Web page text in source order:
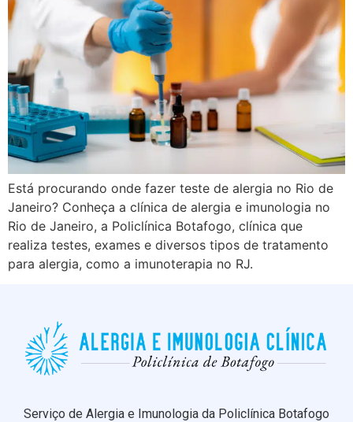
Está procurando onde fazer teste de alergia no Rio de
Janeiro? Conheça a clínica de alergia e imunologia no
Rio de Janeiro, a Policlínica Botafogo, clínica que
realiza testes, exames e diversos tipos de tratamento
para alergia, como a imunoterapia no RJ.
Serviço de Alergia e Imunologia da Policlínica Botafogo